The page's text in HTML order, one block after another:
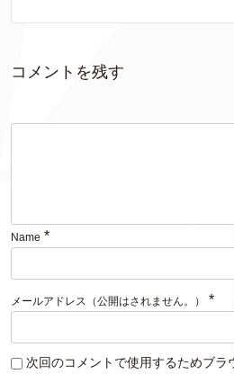
コメントを残す
Name *
メールアドレス（公開はされません。） *
次回のコメントで使用するためブ